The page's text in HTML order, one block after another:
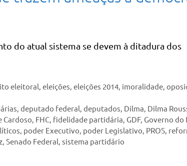
do atual sistema se devem à ditadura dos
eleitoral,eleições,eleições 2014, imoralidade,
,deputado federal,deputados, Dilma, Dilma
Cardoso, FHC, fidelidade partidária, GDF, Governo
, poder Executivo, poder Legislativo, PROS,
, Senado Federal, sistema partidário